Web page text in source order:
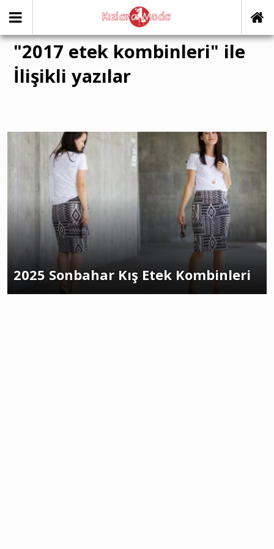
"2017 etek kombinleri" ile
İlişikli yazılar
2025 Sonbahar Kış Etek Kombinleri